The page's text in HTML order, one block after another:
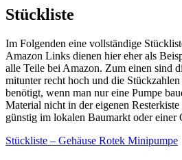
Stückliste
Im Folgenden eine vollständige
Amazon Links dienen hier eher als
alle Teile bei Amazon. Zum einen sind
mitunter recht hoch und die
benötigt, wenn man nur eine Pumpe
Material nicht in der eigenen
günstig im lokalen Baumarkt oder einer
Stückliste – Gehäuse Rotek Minipumpe